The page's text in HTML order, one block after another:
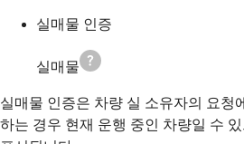
실매물 인증
실매물
실매물 인증은 차량 실 소유자의 요청
하는 경우 현재 운행 중인 차량일 수